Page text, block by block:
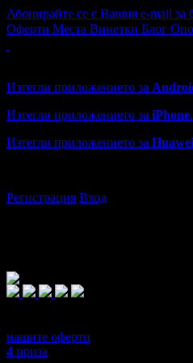
Абонирайте се с Вашия e-mail за
Оферти Места Винетки Блог
Изтегли приложението за
Изтегли приложението за iPhone.
Изтегли приложението за Huawei
Регистрация Вход
нашите оферти
4 приза